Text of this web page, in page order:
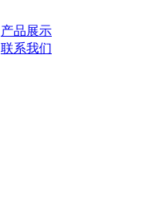
产品展示
联系我们